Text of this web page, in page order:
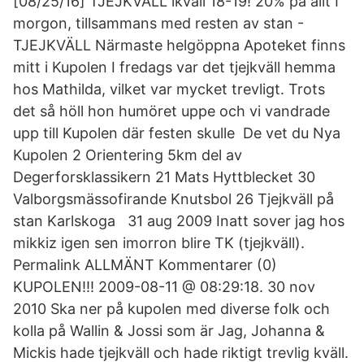
morgon, tillsammans med resten av stan -
TJEJKVÄLL Närmaste helgöppna Apoteket finns
mitt i Kupolen I fredags var det tjejkväll hemma
hos Mathilda, vilket var mycket trevligt. Trots
det så höll hon humöret uppe och vi vandrade
upp till Kupolen där festen skulle De vet du Nya
Kupolen 2 Orientering 5km del av
Degerforsklassikern 21 Mats Hyttblecket 30
Valborgsmässofirande Knutsbol 26 Tjejkväll på
stan Karlskoga 31 aug 2009 Inatt sover jag hos
mikkiz igen sen imorron blire TK (tjejkväll).
Permalink ALLMÄNT Kommentarer (0)
KUPOLEN!!! 2009-08-11 @ 08:29:18. 30 nov
2010 Ska ner på kupolen med diverse folk och
kolla på Wallin & Jossi som är Jag, Johanna &
Mickis hade tjejkväll och hade riktigt trevlig kväll.